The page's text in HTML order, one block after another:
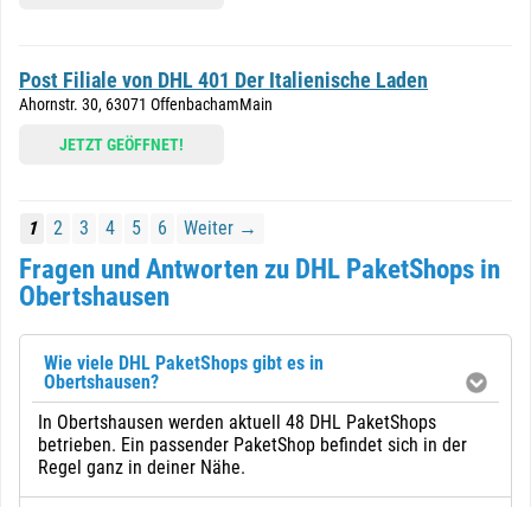
Post Filiale von DHL 401 Der Italienische Laden
Ahornstr. 30, 63071 OffenbachamMain
JETZT GEÖFFNET!
1 2 3 4 5 6 Weiter →
Fragen und Antworten zu DHL PaketShops in
Obertshausen
Wie viele DHL PaketShops gibt es in
Obertshausen?
In Obertshausen werden aktuell 48 DHL PaketShops
betrieben. Ein passender PaketShop befindet sich in der
Regel ganz in deiner Nähe.